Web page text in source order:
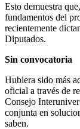
Esto demuestra
fundamentos del
recientemente
Diputados.
Sin convocatoria
Hubiera sido más
oficial a través de
Consejo
conjunta en
saben.